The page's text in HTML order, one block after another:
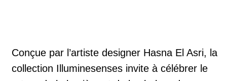
Conçue par l’artiste designer Hasna El Asri, la
collection Illuminesenses invite à célébrer le